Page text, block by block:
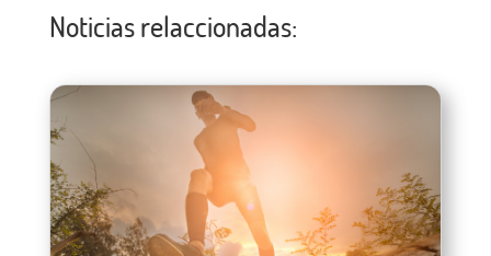
Noticias relaccionadas: